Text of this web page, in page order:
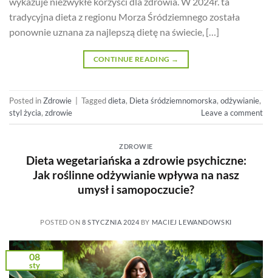
tradycyjna dieta z regionu Morza Śródziemnego została
ponownie uznana za najlepszą dietę na świecie, […]
CONTINUE READING →
Posted inZdrowie Taggeddieta, Dieta śródziemnomorska, odżywianie,
styl życia, zdrowie Leave a comment
ZDROWIE
Dieta wegetariańska a zdrowie psychiczne:
Jak roślinne odżywianie wpływa na nasz
umysł i samopoczucie?
POSTED ON 8 STYCZNIA 2024 BY MACIEJ LEWANDOWSKI
08
sty